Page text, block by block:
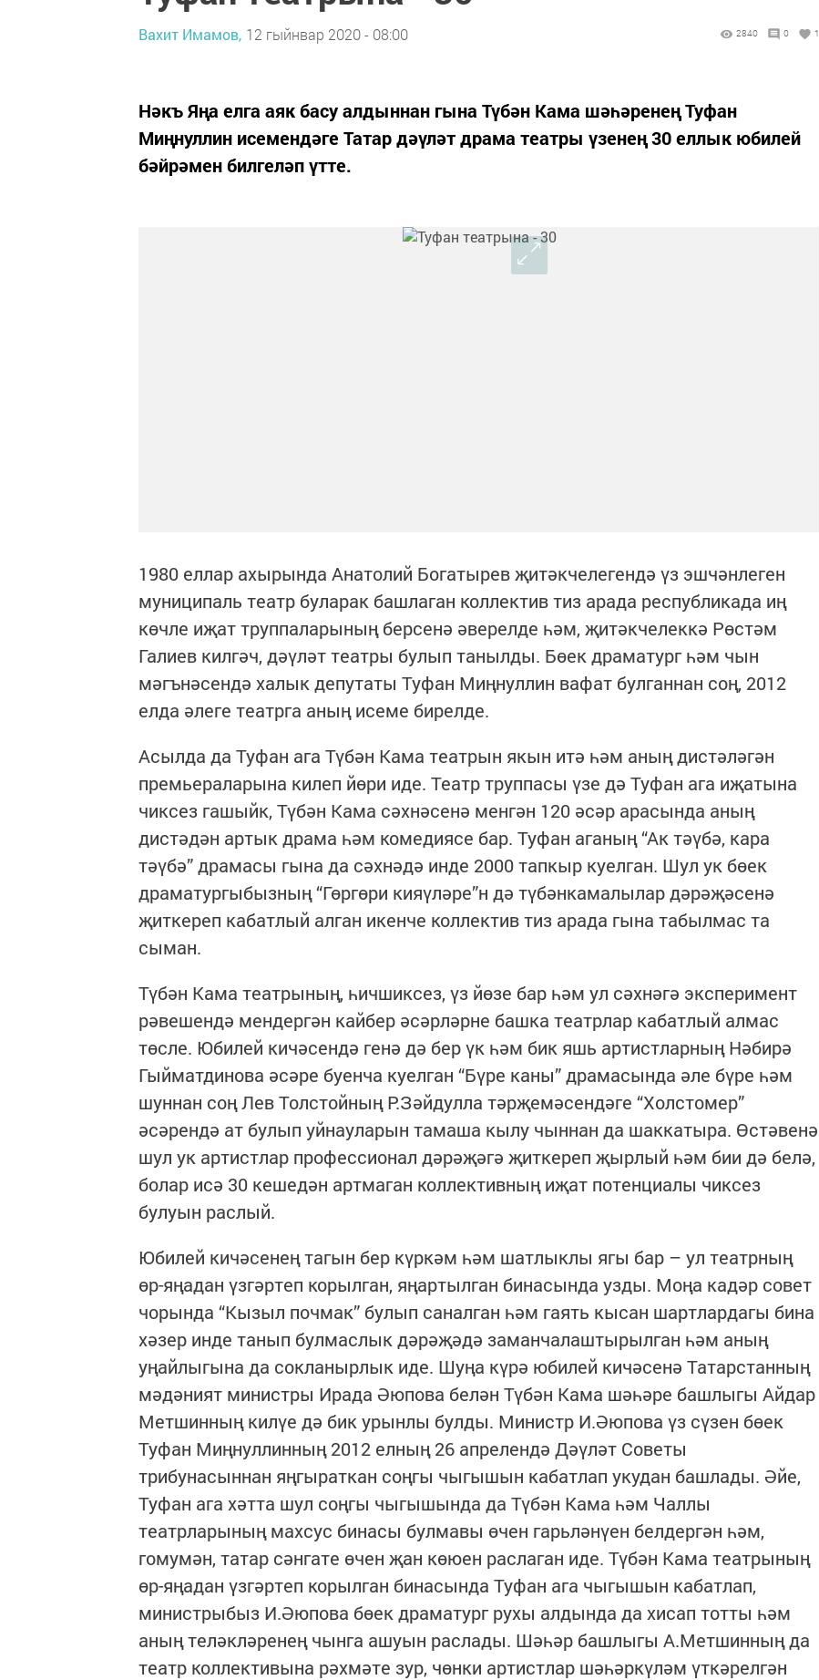
Вахит Имамов, 12 гыйнвар 2020 - 08:00 2840 0 1
Нәкъ Яңа елга аяк басу алдыннан гына Түбән Кама шәһәренең Туфан
Миңнуллин исемендәге Татар дәүләт драма театры үзенең 30 еллык юбилей
бәйрәмен билгеләп үтте.
1980 еллар ахырында Анатолий Богатырев җитәкчелегендә үз эшчәнлеген
муниципаль театр буларак башлаган коллектив тиз арада республикада иң
көчле иҗат труппаларының берсенә әверелде һәм, җитәкчелеккә Рөстәм
Галиев килгәч, дәүләт театры булып танылды. Бөек драматург һәм чын
мәгънәсендә халык депутаты Туфан Миңнуллин вафат булганнан соң, 2012
елда әлеге театрга аның исеме бирелде.
Асылда да Туфан ага Түбән Кама театрын якын итә һәм аның дистәләгән
премьераларына килеп йөри иде. Театр труппасы үзе дә Туфан ага иҗатына
чиксез гашыйк, Түбән Кама сәхнәсенә менгән 120 әсәр арасында аның
дистәдән артык драма һәм комедиясе бар. Туфан аганың “Ак тәүбә, кара
тәүбә” драмасы гына да сәхнәдә инде 2000 тапкыр куелган. Шул ук бөек
драматургыбыз­ның “Гөргөри кияүләре”н дә түбәнкамалылар дәрәҗәсенә
җиткереп кабатлый алган икенче коллектив тиз арада гына табылмас та
сыман.
Түбән Кама театрының, һичшиксез, үз йөзе бар һәм ул сәхнәгә эксперимент
рәвешендә мендергән кайбер әсәрләрне башка театрлар кабатлый алмас
төсле. Юбилей кичәсендә генә дә бер үк һәм бик яшь артистларның Нәбирә
Гыйматдинова әсәре буенча куелган “Бүре каны” драмасында әле бүре һәм
шуннан соң Лев Толстойның Р.Зәйдулла тәрҗемәсендәге “Холстомер”
әсәрендә ат булып уйнауларын тамаша кылу чыннан да шаккатыра. Өстәвенә
шул ук артистлар профессионал дәрәҗәгә җиткереп җырлый һәм бии дә белә,
болар исә 30 кешедән артмаган коллективның иҗат потенциалы чиксез
булуын раслый.
Юбилей кичәсенең тагын бер күркәм һәм шатлыклы ягы бар – ул театрның
өр-яңадан үзгәртеп корылган, яңартылган бинасында узды. Моңа кадәр совет
чорында “Кызыл почмак” булып саналган һәм гаять кысан шартлардагы бина
хәзер инде танып булмаслык дәрәҗәдә заманчалаштырылган һәм аның
уңайлыгына да сок­ланырлык иде. Шуңа күрә юбилей кичәсенә Татарстанның
мәдәният министры Ирада Әюпова белән Түбән Кама шәһәре башлыгы Айдар
Метшинның килүе дә бик урынлы булды. Министр И.Әюпова үз сүзен бөек
Туфан Миңнуллинның 2012 елның 26 апрелендә Дәүләт Советы
трибунасыннан яңгыраткан соңгы чыгышын кабатлап укудан башлады. Әйе,
Туфан ага хәтта шул соңгы чыгышында да Түбән Кама һәм Чаллы
театрларының махсус бинасы булмавы өчен гарьләнүен белдергән һәм,
гомумән, татар сәнгате өчен җан көюен раслаган иде. Түбән Кама театрының
өр-яңадан үзгәртеп корылган бинасында Туфан ага чыгышын кабатлап,
министрыбыз И.Әюпова бөек драматург рухы алдында да хисап тотты һәм
аның теләкләренең чынга ашуын раслады. Шәһәр башлыгы А.Метшинның да
театр коллективына рәхмәте зур, чөнки артистлар шәһәркүләм үткәрелгән